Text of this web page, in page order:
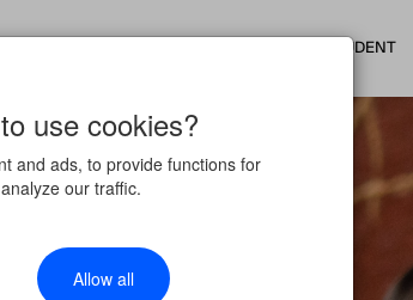
HI STUDENT
use cookies?
and ads, to provide functions for
our traffic.
Allow all